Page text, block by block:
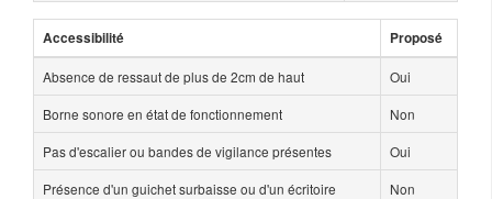
Accessibilité Proposé
Absence de ressaut de plus de 2cm de haut
Oui
Borne sonore en état de fonctionnement
Non
Pas d'escalier ou bandes de vigilance présentes
Oui
Présence d'un guichet surbaisse ou d'un écritoire
Non